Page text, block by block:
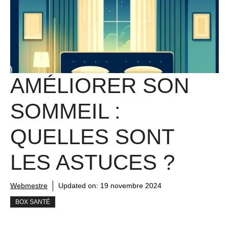
AMÉLIORER SON
SOMMEIL :
QUELLES SONT
LES ASTUCES ?
Webmestre Updated on: 19 novembre 2024
BOX SANTÉ